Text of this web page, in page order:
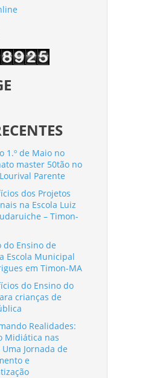
1.º de Maio no
master 50tão no
Parente
dos Projetos
na Escola Luiz
– Timon-
do Ensino de
Escola Municipal
em Timon-MA
do Ensino do
crianças de
Realidades:
Midiática nas
Uma Jornada de
e